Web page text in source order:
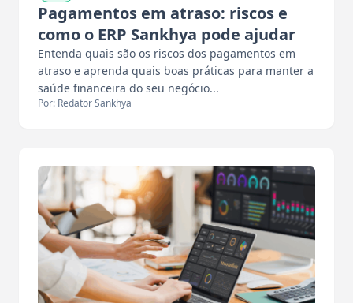
Pagamentos em atraso: riscos e
como o ERP Sankhya pode ajudar
Entenda quais são os riscos dos pagamentos em
atraso e aprenda quais boas práticas para manter a
saúde financeira do seu negócio...
Por: Redator Sankhya